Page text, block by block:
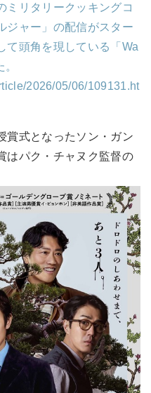
ミリタリークッキングコ
ジャー」の配信がスター
て頭角を現している「Wa
2026/05/06/109131.ht
賞式となったソン・ガン
はパク・チャヌク監督の